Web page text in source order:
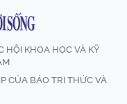
HỘI KHOA HỌC VÀ KỸ
CỦA BÁO TRI THỨC VÀ